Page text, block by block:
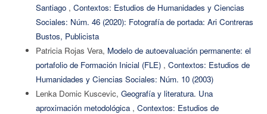
Santiago , Contextos: Estudios de Humanidades y Ciencias
Sociales: Núm. 46 (2020): Fotografía de portada: Ari Contreras
Bustos, Publicista
Patricia Rojas Vera, Modelo de autoevaluación permanente: el
portafolio de Formación Inicial (FLE) , Contextos: Estudios de
Humanidades y Ciencias Sociales: Núm. 10 (2003)
Lenka Domic Kuscevic, Geografía y literatura. Una
aproximación metodológica , Contextos: Estudios de